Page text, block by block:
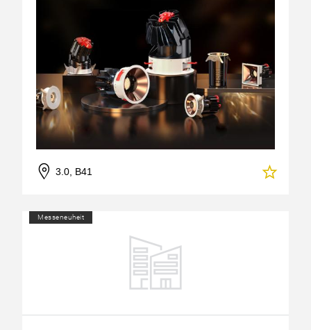
3.0, B41
Messeneuheit